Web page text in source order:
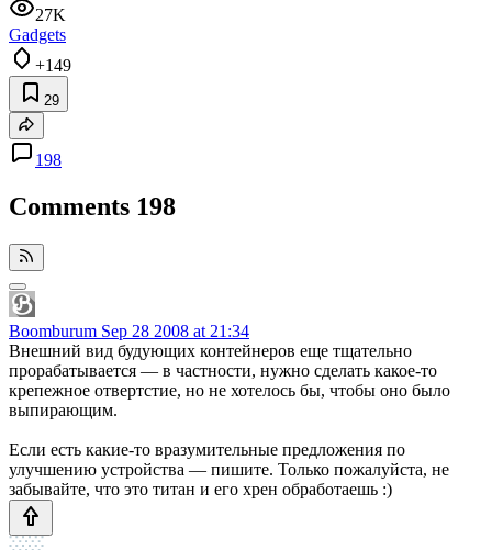
27K
Gadgets
+149
29
198
Comments 198
Boomburum Sep 28 2008 at 21:34
Внешний вид будующих контейнеров еще тщательно
прорабатывается — в частности, нужно сделать какое-то
крепежное отвертстие, но не хотелось бы, чтобы оно было
выпирающим.
Если есть какие-то вразумительные предложения по
улучшению устройства — пишите. Только пожалуйста, не
забывайте, что это титан и его хрен обработаешь :)